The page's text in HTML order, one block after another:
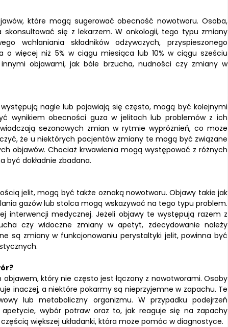
które mogą sugerować obecność nowotworu. Osoba,
się z lekarzem. W onkologii, tego typu zmiany
wchłaniania składników odżywczych, przyspieszonego
o więcej niż 5% w ciągu miesiąca lub 10% w ciągu sześciu
objawami, jak bóle brzucha, nudności czy zmiany w
nagle lub pojawiają się często, mogą być kolejnymi
wynikiem obecności guza w jelitach lub problemów z ich
sezonowych zmian w rytmie wypróżnień, co może
że u niektórych pacjentów zmiany te mogą być związane
objawów. Chociaż krwawienia mogą występować z różnych
dokładnie zbadana.
jelit, mogą być także oznaką nowotworu. Objawy takie jak
gazów lub stolca mogą wskazywać na tego typu problem.
interwencji medycznej. Jeżeli objawy te występują razem z
czy widoczne zmiany w apetyt, zdecydowanie należy
są zmiany w funkcjonowaniu perystaltyki jelit, powinna być
który nie często jest łączony z nowotworami. Osoby
inaczej, a niektóre pokarmy są nieprzyjemne w zapachu. Te
lub metaboliczny organizmu. W przypadku podejrzeń
wybór potraw oraz to, jak reaguje się na zapachy
większej układanki, która może pomóc w diagnostyce.